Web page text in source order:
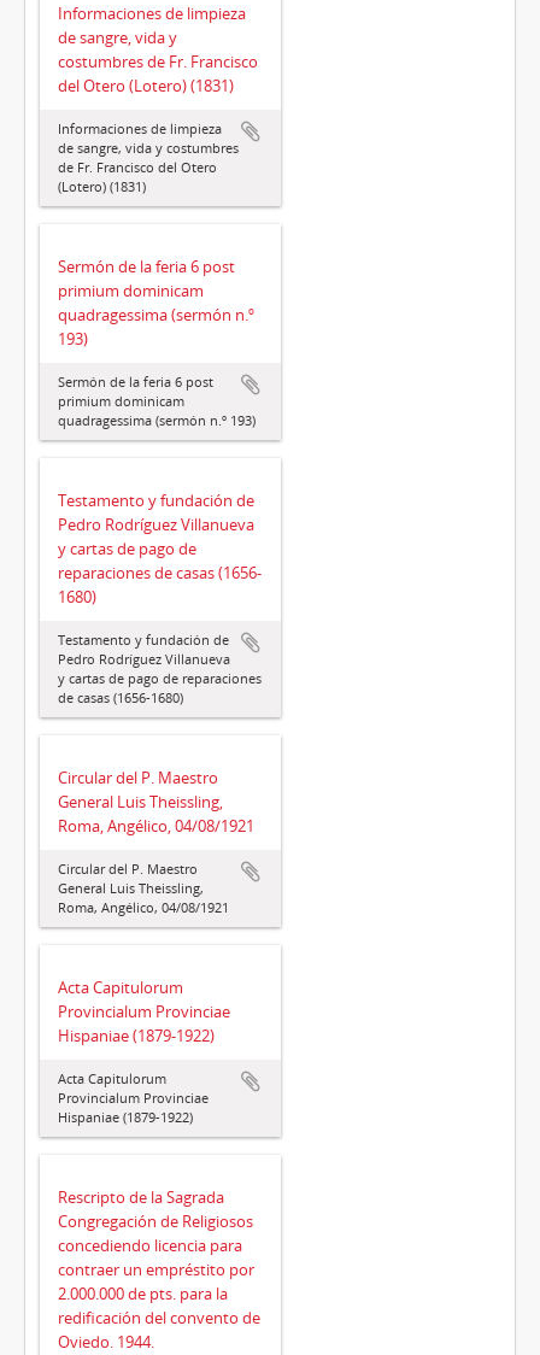
Informaciones de limpieza
de sangre, vida y
costumbres de Fr. Francisco
del Otero (Lotero) (1831)
Informaciones de limpieza
de sangre, vida y costumbres
de Fr. Francisco del Otero
(Lotero) (1831)
Sermón de la feria 6 post
primium dominicam
quadragessima (sermón n.º
193)
Sermón de la feria 6 post
primium dominicam
quadragessima (sermón n.º 193)
Testamento y fundación de
Pedro Rodríguez Villanueva
y cartas de pago de
reparaciones de casas (1656-
1680)
Testamento y fundación de
Pedro Rodríguez Villanueva
y cartas de pago de reparaciones
de casas (1656-1680)
Circular del P. Maestro
General Luis Theissling,
Roma, Angélico, 04/08/1921
Circular del P. Maestro
General Luis Theissling,
Roma, Angélico, 04/08/1921
Acta Capitulorum
Provincialum Provinciae
Hispaniae (1879-1922)
Acta Capitulorum
Provincialum Provinciae
Hispaniae (1879-1922)
Rescripto de la Sagrada
Congregación de Religiosos
concediendo licencia para
contraer un empréstito por
2.000.000 de pts. para la
redificación del convento de
Oviedo. 1944.